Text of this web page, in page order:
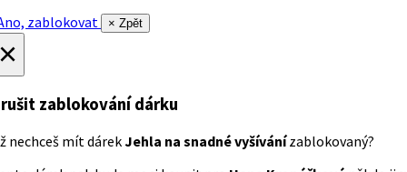
zablokovat
× Zpět
zablokování dárku
nechceš mít dárekJehla na snadné vyšívánízablokovaný?